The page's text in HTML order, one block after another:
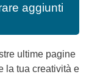
aggiunti
ultime pagine
la tua creatività e